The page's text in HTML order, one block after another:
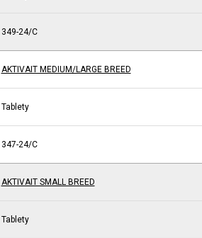
349-24/C
AKTIVAIT MEDIUM/LARGE BREED
Tablety
347-24/C
AKTIVAIT SMALL BREED
Tablety